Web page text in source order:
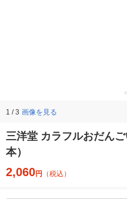
1 / 3 画像を見る
三洋堂 カラフルおだん
本）
2,060円 （税込）